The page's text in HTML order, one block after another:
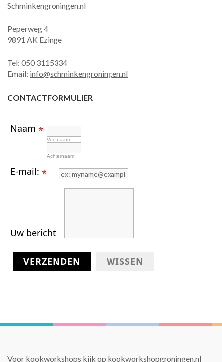
Schminkengroningen.nl
Peperweg 4
9891 AK Ezinge
Tel: 050 3115334
Email: info@schminkengroningen.nl
CONTACTFORMULIER
Naam *
Voornaam
Achternaam
E-mail: *
Uw bericht
VERZENDEN WISSEN
Voor kookworkshops kijk op kookworkshopgroningen.nl